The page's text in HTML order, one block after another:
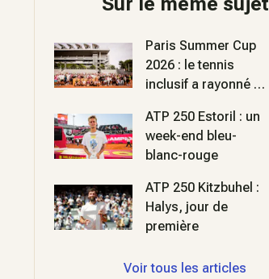
Paris Summer Cup
2026 : le tennis
inclusif a rayonné à
ATP 250 Estoril : un
week-end bleu-
blanc-rouge
ATP 250 Kitzbuhel :
Halys, jour de
première
Voir tous les articles